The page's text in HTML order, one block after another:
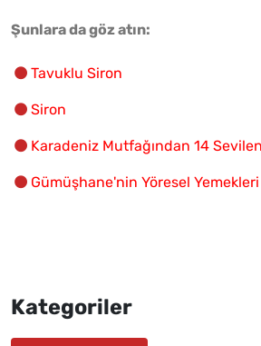
Şunlara da göz atın:
Tavuklu Siron
Siron
Karadeniz Mutfağından 14
Gümüşhane'nin Yöresel Yemekleri
Kategoriler